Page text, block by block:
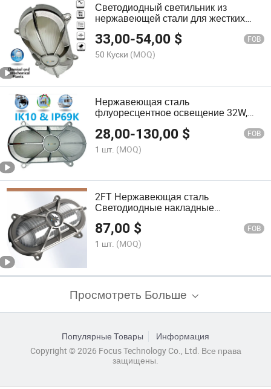
Светодиодный светильник из
нержавеющей стали для жестких
промышленных условий,
судостроительных верфей,
электростанций и освещения
конвейерных лент
33,00-54,00 $ FOB
50 Куски (MOQ)
Нержавеющая сталь
флуоресцентное освещение 32W,
морскоеFlood освещение
28,00-130,00 $ FOB
1 шт. (MOQ)
2FT Нержавеющая сталь
Светодиодные накладные
светильники 100W, 85-265VAC, 3000K,
Освещение потолка для кораблей
87,00 $ FOB
1 шт. (MOQ)
Просмотреть Больше
Популярные Товары
Информация
Copyright © 2026 Focus Technology Co., Ltd. Все права
защищены.